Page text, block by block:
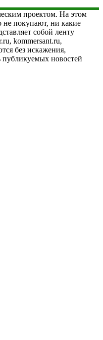
проектом. На этом
не покупают, ни какие
собой ленту
kommersant.ru,
без искажения,
публикуемых новостей